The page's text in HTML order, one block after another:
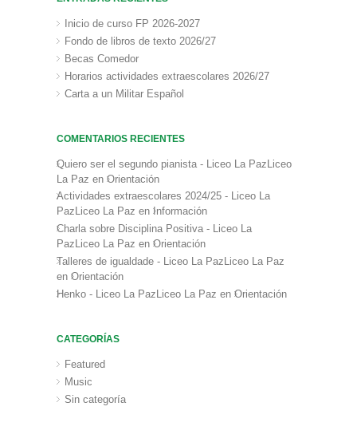
Inicio de curso FP 2026-2027
Fondo de libros de texto 2026/27
Becas Comedor
Horarios actividades extraescolares 2026/27
Carta a un Militar Español
COMENTARIOS RECIENTES
Quiero ser el segundo pianista - Liceo La PazLiceo
La Paz enOrientación
Actividades extraescolares 2024/25 - Liceo La
PazLiceo La Paz enInformación
Charla sobre Disciplina Positiva - Liceo La
PazLiceo La Paz enOrientación
Talleres de igualdade - Liceo La PazLiceo La Paz
enOrientación
Henko - Liceo La PazLiceo La Paz enOrientación
CATEGORÍAS
Featured
Music
Sin categoría